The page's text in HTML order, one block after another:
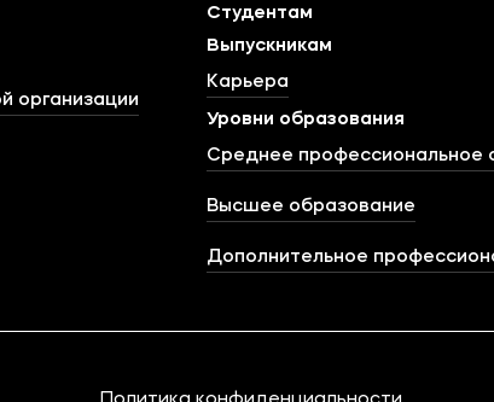
организации
Студентам
Выпускникам
Карьера
Уровни образования
Среднее профессиональное
Высшее образование
Дополнительное